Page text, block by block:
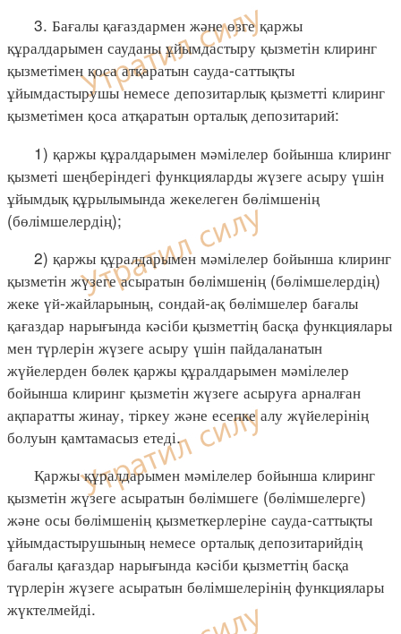
3. Бағалы қағаздармен және өзге қаржы
құралдарымен сауданы ұйымдастыру қызметін клиринг
қызметімен қоса атқаратын сауда-саттықты
ұйымдастырушы немесе депозитарлық қызметті клиринг
қызметімен қоса атқаратын орталық депозитарий:
1) қаржы құралдарымен мәмілелер бойынша клиринг
қызметі шеңберіндегі функцияларды жүзеге асыру үшін
ұйымдық құрылымында жекелеген бөлімшенің
(бөлімшелердің);
2) қаржы құралдарымен мәмілелер бойынша клиринг
қызметін жүзеге асыратын бөлімшенің (бөлімшелердің)
жеке үй-жайларының, сондай-ақ бөлімшелер бағалы
қағаздар нарығында кәсіби қызметтің басқа функциялары
мен түрлерін жүзеге асыру үшін пайдаланатын
жүйелерден бөлек қаржы құралдарымен мәмілелер
бойынша клиринг қызметін жүзеге асыруға арналған
ақпаратты жинау, тіркеу және есепке алу жүйелерінің
болуын қамтамасыз етеді.
Қаржы құралдарымен мәмілелер бойынша клиринг
қызметін жүзеге асыратын бөлімшеге (бөлімшелерге)
және осы бөлімшенің қызметкерлеріне сауда-саттықты
ұйымдастырушының немесе орталық депозитарийдің
бағалы қағаздар нарығында кәсіби қызметтің басқа
түрлерін жүзеге асыратын бөлімшелерінің функциялары
жүктелмейді.